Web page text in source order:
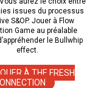
issues du processus
S&OP. Jouer à Flow
Game au préalable
le Bullwhip
effect.
À THE FRESH